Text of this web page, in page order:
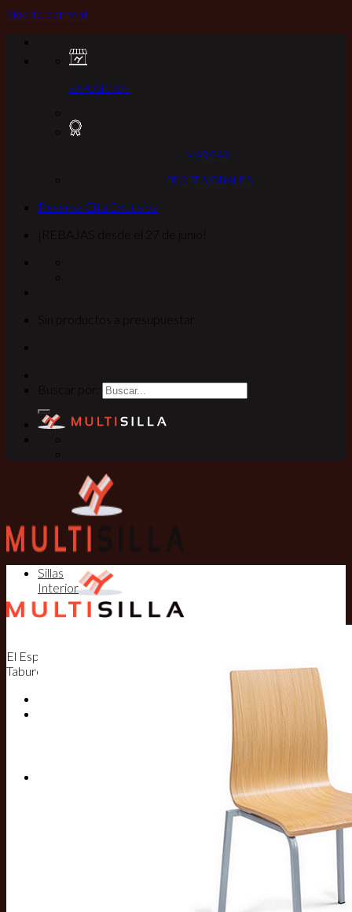
Skip to content
EXPOSICION
MARCAS
PROFESIONALES
Reserva Cita Exclusiva
El Especialista en Sillas, Mesas y
Taburetes
Sillas
Interior